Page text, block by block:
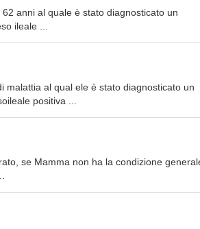
anni al quale è stato diagnosticato un
ileale ...
malattia al qual ele è stato diagnosticato un
positiva ...
se Mamma non ha la condizione